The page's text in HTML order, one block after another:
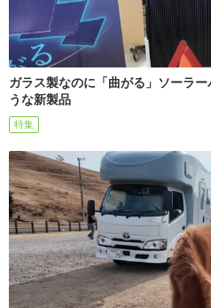
ガラス製なのに「曲がる」ソーラ
うな新製品
特集